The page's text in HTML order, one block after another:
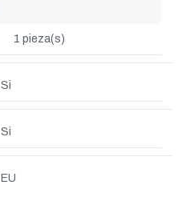
1 pieza(s)
Si
Si
EU